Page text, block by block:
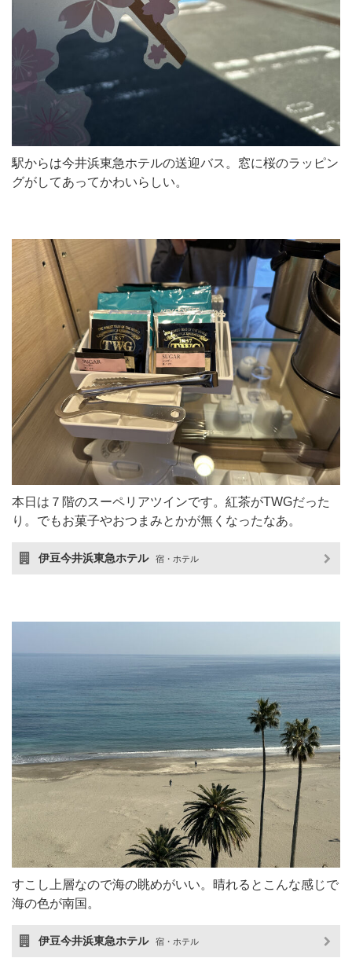
駅からは今井浜東急ホテルの送迎バス。窓に桜のラッピン
グがしてあってかわいらしい。
本日は７階のスーペリアツインです。紅茶がTWGだった
り。でもお菓子やおつまみとかが無くなったなあ。
伊豆今井浜東急ホテル 宿・ホテル
すこし上層なので海の眺めがいい。晴れるとこんな感じで
海の色が南国。
伊豆今井浜東急ホテル 宿・ホテル